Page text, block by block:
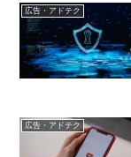
広告・アドテク
広告・アドテク